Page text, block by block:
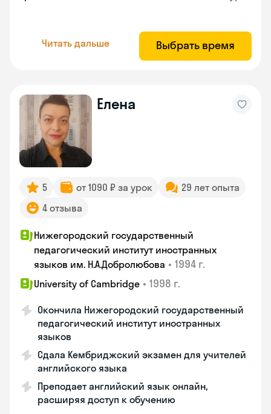
Читать дальше Выбрать время
Елена
5 от 1090 ₽ за урок
29 лет опыта
4 отзыва
Нижегородский государственный
педагогический институт иностранных
языков им. Н.А.Добролюбова • 1994 г.
University of Cambridge • 1998 г.
Окончила Нижегородский государственный
педагогический институт иностранных
языков
Сдала Кембриджский экзамен для учителей
английского языка
Преподает английский язык онлайн,
расширяя доступ к обучению